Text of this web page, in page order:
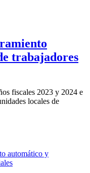
trabajadores
fiscales 2023 y 2024 e
locales de